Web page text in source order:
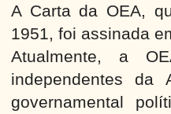
A Carta da OEA,
1951, foi assinada
Atualmente, a
independentes da
governamental